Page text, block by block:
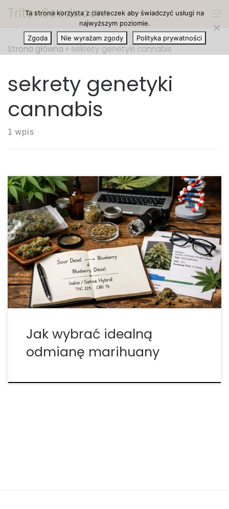
Przejdź do treści
TritonSeeds.com
Strona główna » sekrety genetyki cannabis
sekrety genetyki
cannabis
1 wpis
Jak czytać opis genetyki odmian marihuany? Opis
genetyki odmian marihuany pełni dziś rolę
kluczowego źródła informacji dla osób
zainteresowanych uprawą i wyborem
odpowiednich odmian. Dla wielu początkujących i
średnio zaawansowanych użytkowników jest to
zestaw pojęć trudnych do rozszyfrowania, pełnych
skrótów, […]
Jak wybrać idealną
odmianę marihuany
Ta strona korzysta z ciasteczek aby świadczyć usługi na
najwyższym poziomie.
Zgoda
Nie wyrażam zgody Polityka prywatności